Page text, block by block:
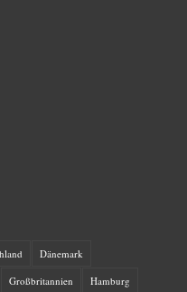
Dänemark
Großbritannien Hamburg